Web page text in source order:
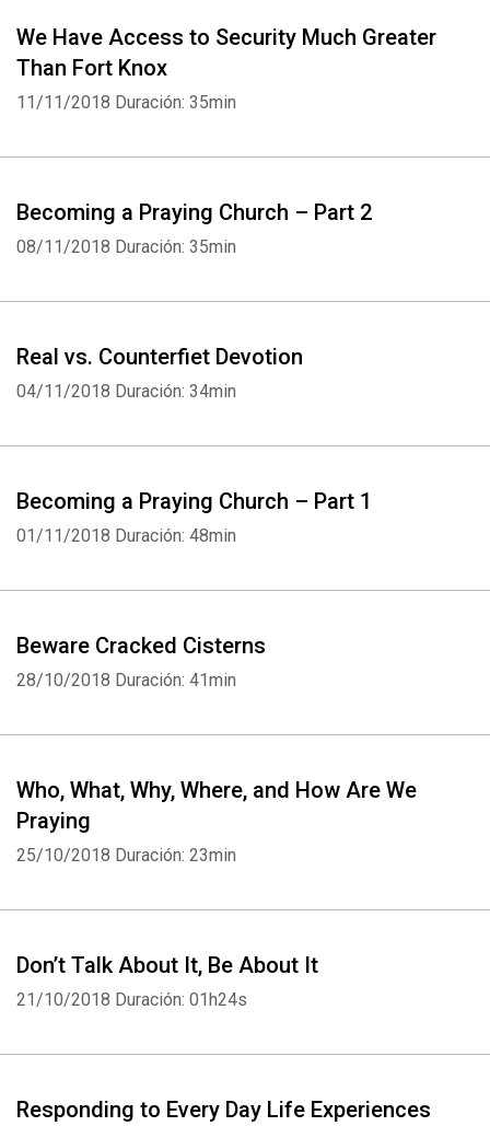
We Have Access to Security Much Greater
Than Fort Knox
11/11/2018 Duración: 35min
Becoming a Praying Church – Part 2
08/11/2018 Duración: 35min
Real vs. Counterfiet Devotion
04/11/2018 Duración: 34min
Becoming a Praying Church – Part 1
01/11/2018 Duración: 48min
Beware Cracked Cisterns
28/10/2018 Duración: 41min
Who, What, Why, Where, and How Are We
Praying
25/10/2018 Duración: 23min
Don’t Talk About It, Be About It
21/10/2018 Duración: 01h24s
Responding to Every Day Life Experiences